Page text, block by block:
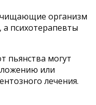
организм
психотерапевты
пьянства могут
или
лечения.